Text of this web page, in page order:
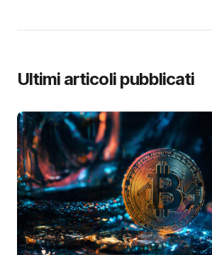
Ultimi articoli pubblicati